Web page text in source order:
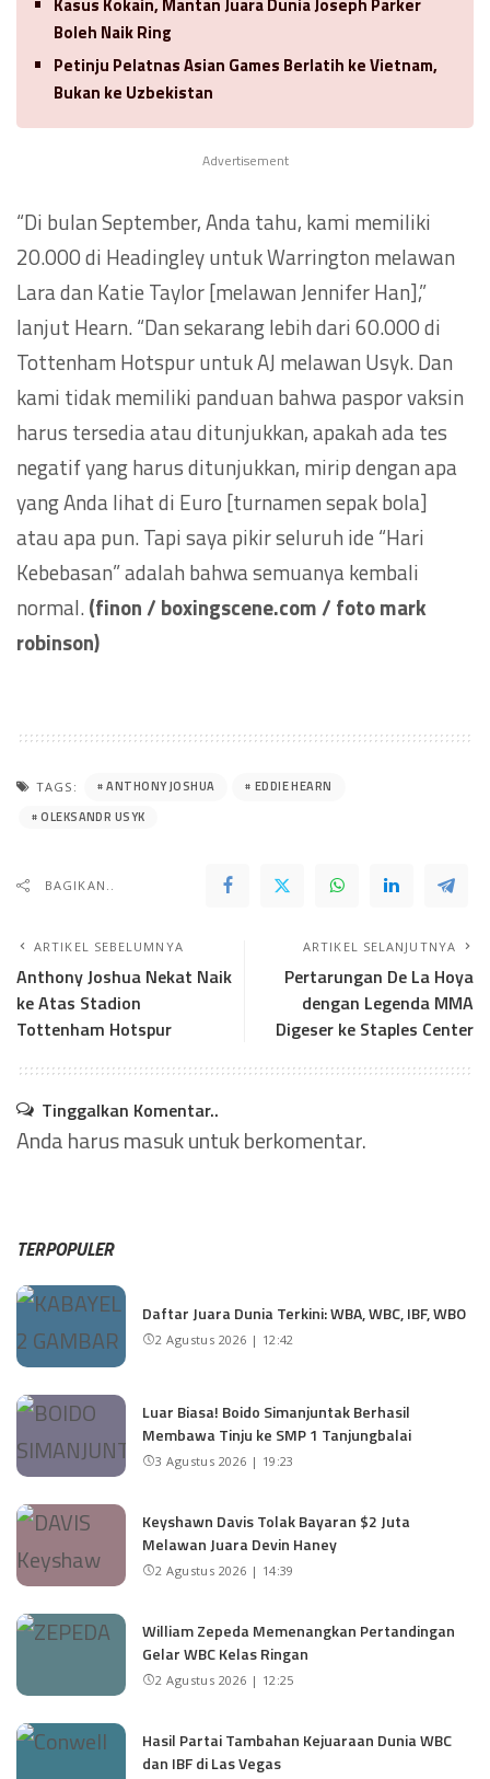
Boleh Naik Ring
Petinju Pelatnas Asian Games Berlatih ke Vietnam,
Bukan ke Uzbekistan
Advertisement
“Di bulan September, Anda tahu, kami memiliki
20.000 di Headingley untuk Warrington melawan
Lara dan Katie Taylor [melawan Jennifer Han],”
lanjut Hearn. “Dan sekarang lebih dari 60.000 di
Tottenham Hotspur untuk AJ melawan Usyk. Dan
kami tidak memiliki panduan bahwa paspor vaksin
harus tersedia atau ditunjukkan, apakah ada tes
negatif yang harus ditunjukkan, mirip dengan apa
yang Anda lihat di Euro [turnamen sepak bola]
atau apa pun. Tapi saya pikir seluruh ide “Hari
Kebebasan” adalah bahwa semuanya kembali
normal.(finon / boxingscene.com / foto mark
robinson)
TAGS: ANTHONY JOSHUA
EDDIE HEARN
OLEKSANDR USYK
BAGIKAN..
ARTIKEL SEBELUMNYA
Anthony Joshua Nekat Naik
ke Atas Stadion
Tottenham Hotspur
ARTIKEL SELANJUTNYA
Pertarungan De La Hoya
dengan Legenda MMA
Digeser ke Staples Center
Tinggalkan Komentar..
Anda harusmasukuntuk berkomentar.
TERPOPULER
Daftar Juara Dunia Terkini: WBA, WBC, IBF, WBO
2 Agustus 2026 | 12:42
Luar Biasa! Boido Simanjuntak Berhasil
Membawa Tinju ke SMP 1 Tanjungbalai
3 Agustus 2026 | 19:23
Keyshawn Davis Tolak Bayaran $2 Juta
Melawan Juara Devin Haney
2 Agustus 2026 | 14:39
William Zepeda Memenangkan Pertandingan
Gelar WBC Kelas Ringan
2 Agustus 2026 | 12:25
Hasil Partai Tambahan Kejuaraan Dunia WBC
dan IBF di Las Vegas